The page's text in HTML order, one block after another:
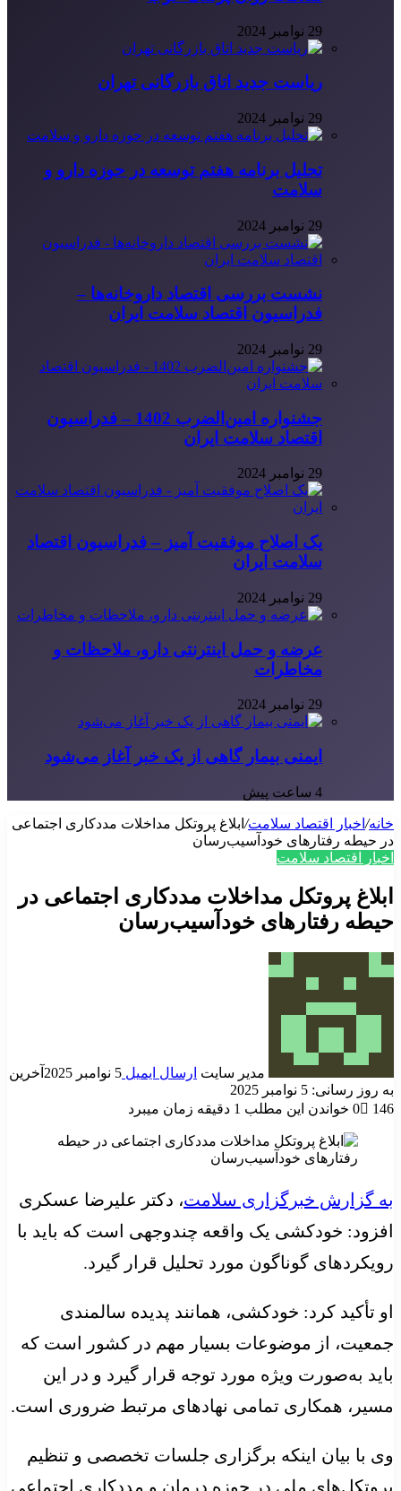
29 نوامبر 2024
ریاست جدید اتاق بازرگانی تهران
29 نوامبر 2024
تحلیل برنامه هفتم توسعه در حوزه دارو و
سلامت
29 نوامبر 2024
نشست بررسی اقتصاد داروخانه‌ها –
فدراسیون اقتصاد سلامت ایران
29 نوامبر 2024
جشنواره امین‌الضرب 1402 – فدراسیون
اقتصاد سلامت ایران
29 نوامبر 2024
یک اصلاح موفقیت آمیز – فدراسیون اقتصاد
سلامت ایران
29 نوامبر 2024
عرضه و حمل اینترنتی دارو، ملاحظات و
مخاطرات
29 نوامبر 2024
ایمنی بیمار گاهی از یک خبر آغاز می‌شود
4 ساعت پیش
خانه/ اخبار اقتصاد سلامت/ ابلاغ پروتکل مداخلات مددکاری اجتماعی
در حیطه رفتارهای خودآسیب‌رسان
اخبار اقتصاد سلامت
ابلاغ پروتکل مداخلات مددکاری اجتماعی در
حیطه رفتارهای خودآسیب‌رسان
مدیر سایت ارسال ایمیل 5 نوامبر 2025
آخرین
به روز رسانی: 5 نوامبر 2025
0
146 خواندن این مطلب 1 دقیقه زمان میبرد
به گزارش خبرگزاری سلامت، دکتر علیرضا عسکری
افزود: خودکشی یک واقعه چندوجهی است که باید با
رویکردهای گوناگون مورد تحلیل قرار گیرد.
او تأکید کرد: خودکشی، همانند پدیده سالمندی
جمعیت، از موضوعات بسیار مهم در کشور است که
باید به‌صورت ویژه مورد توجه قرار گیرد و در این
مسیر، همکاری تمامی نهادهای مرتبط ضروری است.
وی با بیان اینکه برگزاری جلسات تخصصی و تنظیم
پروتکل‌های ملی در حوزه درمان و مددکاری اجتماعی